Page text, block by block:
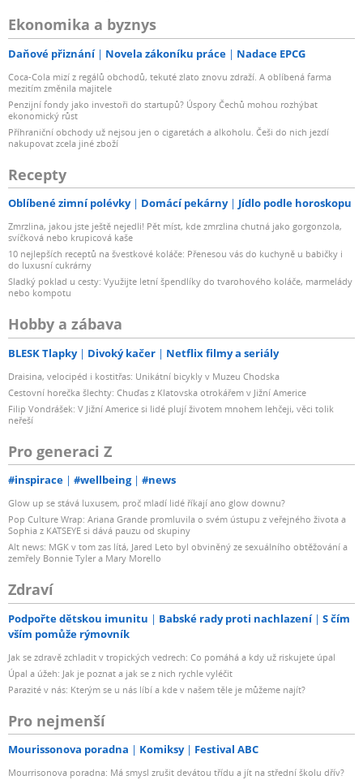
Ekonomika a byznys
Daňové přiznání Novela zákoníku práce Nadace EPCG
Coca-Cola mizí z regálů obchodů, tekuté zlato znovu zdraží. A oblíbená farma
mezitím změnila majitele
Penzijní fondy jako investoři do startupů? Úspory Čechů mohou rozhýbat
ekonomický růst
Příhraniční obchody už nejsou jen o cigaretách a alkoholu. Češi do nich jezdí
nakupovat zcela jiné zboží
Recepty
Oblíbené zimní polévky Domácí pekárny Jídlo podle horoskopu
Zmrzlina, jakou jste ještě nejedli! Pět míst, kde zmrzlina chutná jako gorgonzola,
svíčková nebo krupicová kaše
10 nejlepších receptů na švestkové koláče: Přenesou vás do kuchyně u babičky i
do luxusní cukrárny
Sladký poklad u cesty: Využijte letní špendlíky do tvarohového koláče, marmelády
nebo kompotu
Hobby a zábava
BLESK Tlapky Divoký kačer Netflix filmy a seriály
Draisina, velocipéd i kostitřas: Unikátní bicykly v Muzeu Chodska
Cestovní horečka šlechty: Chuďas z Klatovska otrokářem v Jižní Americe
Filip Vondrášek: V Jižní Americe si lidé plují životem mnohem lehčeji, věci tolik
neřeší
Pro generaci Z
#inspirace #wellbeing #news
Glow up se stává luxusem, proč mladí lidé říkají ano glow downu?
Pop Culture Wrap: Ariana Grande promluvila o svém ústupu z veřejného života a
Sophia z KATSEYE si dává pauzu od skupiny
Alt news: MGK v tom zas lítá, Jared Leto byl obviněný ze sexuálního obtěžování a
zemřely Bonnie Tyler a Mary Morello
Zdraví
Podpořte dětskou imunitu Babské rady proti nachlazení
S čím
vším pomůže rýmovník
Jak se zdravě zchladit v tropických vedrech: Co pomáhá a kdy už riskujete úpal
Úpal a úžeh: Jak je poznat a jak se z nich rychle vyléčit
Parazité v nás: Kterým se u nás líbí a kde v našem těle je můžeme najít?
Pro nejmenší
Mourissonova poradna Komiksy Festival ABC
Mourrisonova poradna: Má smysl zrušit devátou třídu a jít na střední školu dřív?